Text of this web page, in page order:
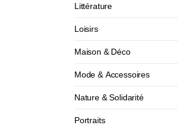
Littérature
Loisirs
Maison & Déco
Mode & Accessoires
Nature & Solidarité
Portraits